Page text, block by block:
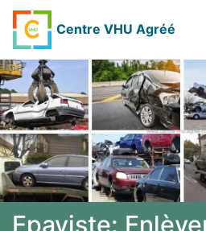
Centre VHU Agréé
Epaviste: